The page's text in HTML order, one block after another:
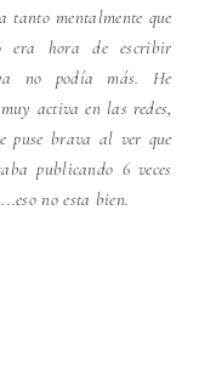
tanto mentalmente que
era hora de escribir
no podía más. He
activa en las redes,
puse brava al ver que
publicando 6 veces
no esta bien.